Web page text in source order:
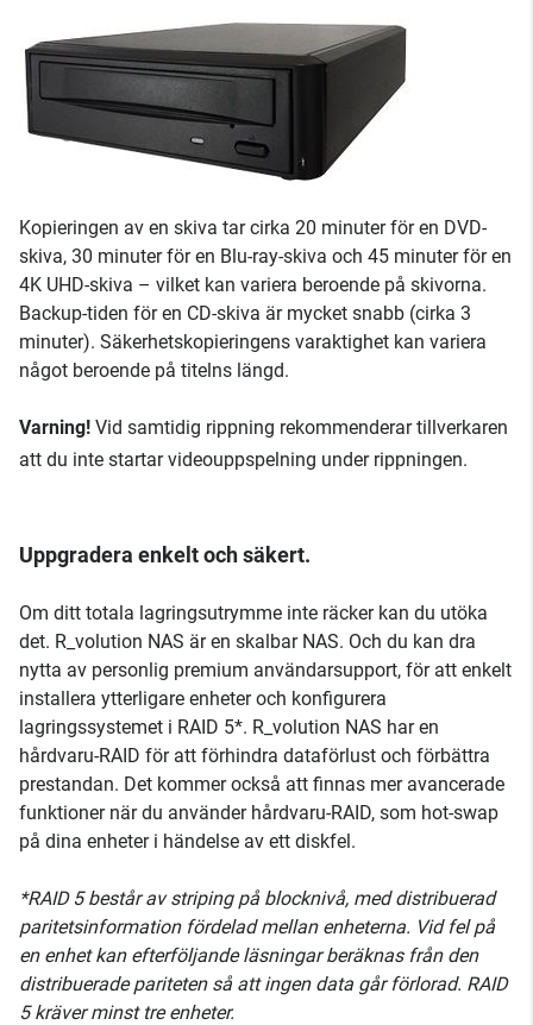
Kopieringen av en skiva tar cirka 20 minuter för en DVD-
skiva, 30 minuter för en Blu-ray-skiva och 45 minuter för en
4K UHD-skiva – vilket kan variera beroende på skivorna.
Backup-tiden för en CD-skiva är mycket snabb (cirka 3
minuter). Säkerhetskopieringens varaktighet kan variera
något beroende på titelns längd.
Varning! Vid samtidig rippning rekommenderar tillverkaren
att du inte startar videouppspelning under rippningen.
Uppgradera enkelt och säkert.
Om ditt totala lagringsutrymme inte räcker kan du utöka
det. R_volution NAS är en skalbar NAS. Och du kan dra
nytta av personlig premium användarsupport, för att enkelt
installera ytterligare enheter och konfigurera
lagringssystemet i RAID 5*. R_volution NAS har en
hårdvaru-RAID för att förhindra dataförlust och förbättra
prestandan. Det kommer också att finnas mer avancerade
funktioner när du använder hårdvaru-RAID, som hot-swap
på dina enheter i händelse av ett diskfel.
​*RAID 5 består av striping på blocknivå, med distribuerad
paritetsinformation fördelad mellan enheterna. Vid fel på
en enhet kan efterföljande läsningar beräknas från den
distribuerade pariteten så att ingen data går förlorad. RAID
5 kräver minst tre enheter.